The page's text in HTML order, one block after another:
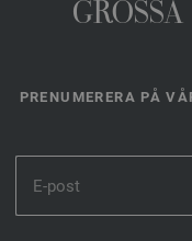
PRENUMERERA PÅ